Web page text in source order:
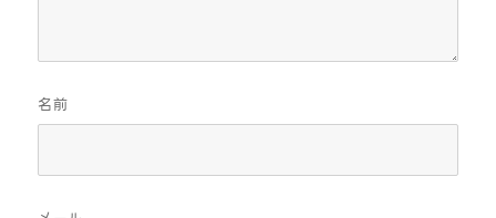
名前